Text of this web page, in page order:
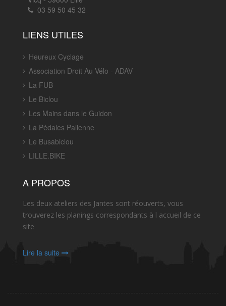
03 59 50 45 32
LIENS UTILES
Heureux Cyclage
Association Droit Au Vélo - ADAV
La FUB
Le Biclou
Les Mains dans le Guidon
La Pédales Palienne
Le Busabiclou
LILLE.BIKE
A PROPOS
Les deux ateliers des Jantes sont réouverts, vous
trouverez les planings correspondants à l accueil de ce
site
Lire la suite